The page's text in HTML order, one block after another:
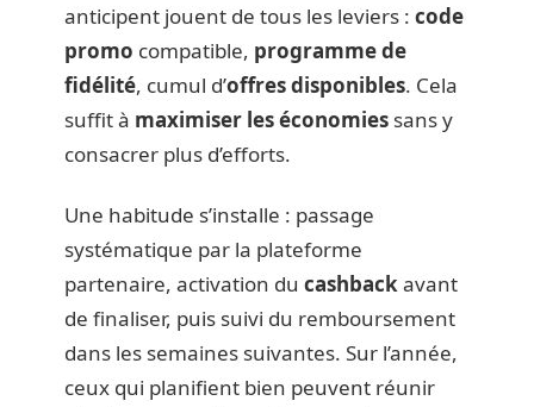
anticipent jouent de tous les leviers : code
promo compatible, programme de
fidélité, cumul d’offres disponibles. Cela
suffit à maximiser les économies sans y
consacrer plus d’efforts.
Une habitude s’installe : passage
systématique par la plateforme
partenaire, activation du cashbackavant
de finaliser, puis suivi du remboursement
dans les semaines suivantes. Sur l’année,
ceux qui planifient bien peuvent réunir